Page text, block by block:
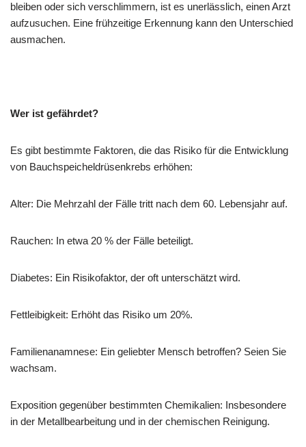
bleiben oder sich verschlimmern, ist es unerlässlich, einen Arzt
aufzusuchen. Eine frühzeitige Erkennung kann den Unterschied
ausmachen.
Wer ist gefährdet?
Es gibt bestimmte Faktoren, die das Risiko für die Entwicklung
von Bauchspeicheldrüsenkrebs erhöhen:
Alter: Die Mehrzahl der Fälle tritt nach dem 60. Lebensjahr auf.
Rauchen: In etwa 20 % der Fälle beteiligt.
Diabetes: Ein Risikofaktor, der oft unterschätzt wird.
Fettleibigkeit: Erhöht das Risiko um 20%.
Familienanamnese: Ein geliebter Mensch betroffen? Seien Sie
wachsam.
Exposition gegenüber bestimmten Chemikalien: Insbesondere
in der Metallbearbeitung und in der chemischen Reinigung.